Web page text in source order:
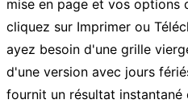
mise en page et vos options
cliquez sur Imprimer ou
ayez besoin d'une grille
d'une version avec jours
fournit un résultat instantané